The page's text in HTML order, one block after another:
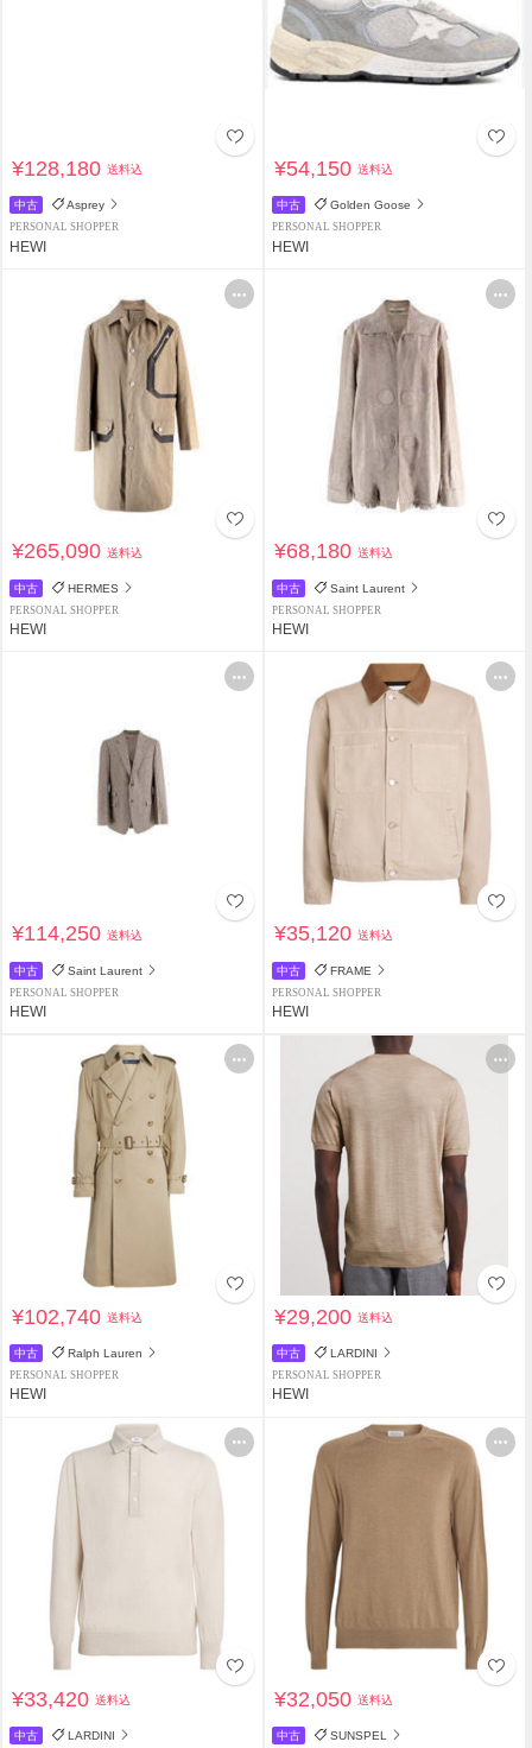
¥128,180送料込
中古 Asprey
PERSONAL SHOPPER
HEWI
¥54,150送料込
中古 Golden Goose
PERSONAL SHOPPER
HEWI
¥265,090送料込
中古 HERMES
PERSONAL SHOPPER
HEWI
¥68,180送料込
中古 Saint Laurent
PERSONAL SHOPPER
HEWI
¥114,250送料込
中古 Saint Laurent
PERSONAL SHOPPER
HEWI
¥35,120送料込
中古 FRAME
PERSONAL SHOPPER
HEWI
¥102,740送料込
中古 Ralph Lauren
PERSONAL SHOPPER
HEWI
¥29,200送料込
中古 LARDINI
PERSONAL SHOPPER
HEWI
¥33,420送料込
中古 LARDINI
¥32,050送料込
中古 SUNSPEL